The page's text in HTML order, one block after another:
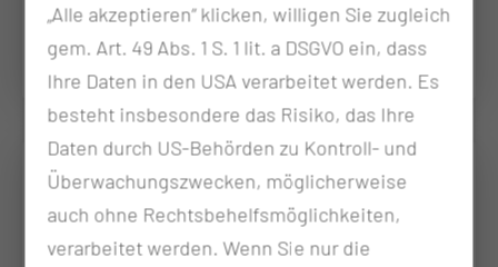
6 zugelassene Schulen
„Alle akzeptieren“ klicken, willigen Sie zugleich
gem. Art. 49 Abs. 1 S. 1 lit. a DSGVO ein, dass
Ihre Daten in den USA verarbeitet werden. Es
besteht insbesondere das Risiko, das Ihre
Daten durch US-Behörden zu Kontroll- und
Überwachungszwecken, möglicherweise
auch ohne Rechtsbehelfsmöglichkeiten,
verarbeitet werden. Wenn Sie nur die